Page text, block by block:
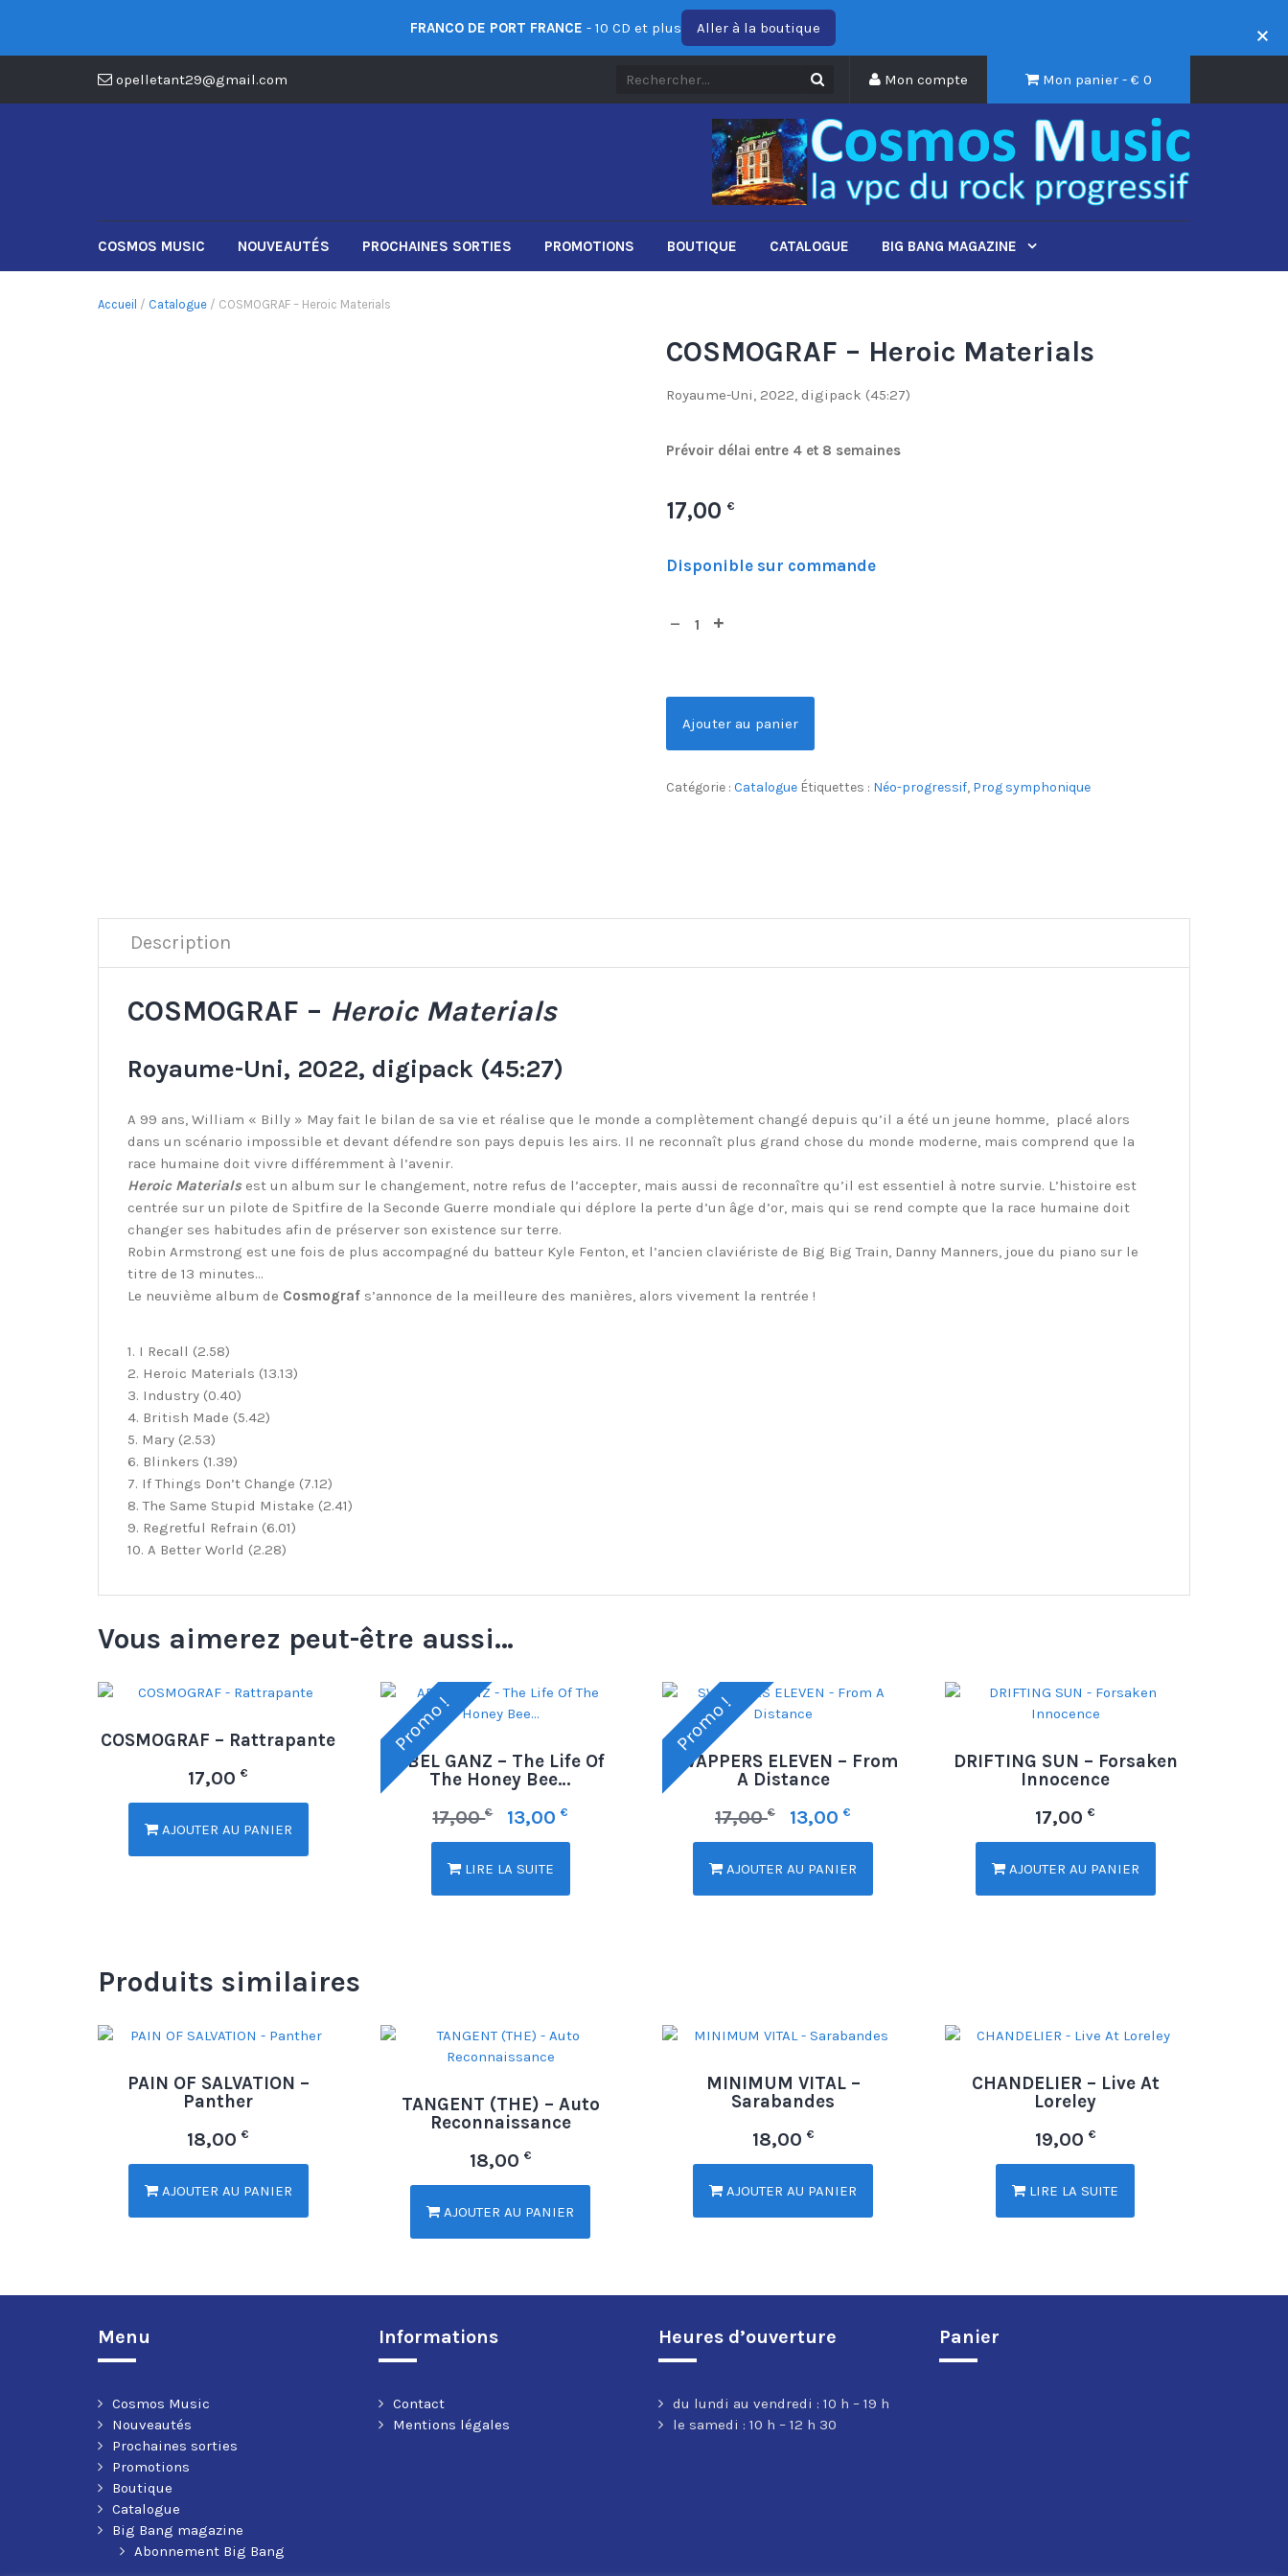
opelletant29@gmail.com Mon panier - € 0
Mon compte
COSMOS MUSIC NOUVEAUTÉS PROCHAINES SORTIES PROMOTIONS BOUTIQUE CATALOGUE BIG BANG MAGAZINE
Accueil / Catalogue / COSMOGRAF – Heroic Materials
COSMOGRAF – Heroic Materials
Royaume-Uni, 2022, digipack (45:27)
Prévoir délai entre 4 et 8 semaines
17,00 €
Disponible sur commande
Ajouter au panier
Catégorie : Catalogue Étiquettes : Néo-progressif, Prog symphonique
Description
COSMOGRAF – Heroic Materials
Royaume-Uni, 2022, digipack (45:27)
A 99 ans, William « Billy » May fait le bilan de sa vie et réalise que le monde a complètement changé depuis qu’il a été un jeune homme, placé alors
dans un scénario impossible et devant défendre son pays depuis les airs. Il ne reconnaît plus grand chose du monde moderne, mais comprend que la
race humaine doit vivre différemment à l’avenir.
Heroic Materialsest un album sur le changement, notre refus de l’accepter, mais aussi de reconnaître qu’il est essentiel à notre survie. L’histoire est
centrée sur un pilote de Spitfire de la Seconde Guerre mondiale qui déplore la perte d’un âge d’or, mais qui se rend compte que la race humaine doit
changer ses habitudes afin de préserver son existence sur terre.
Robin Armstrong est une fois de plus accompagné du batteur Kyle Fenton, et l’ancien claviériste de Big Big Train, Danny Manners, joue du piano sur le
titre de 13 minutes…
Le neuvième album de Cosmograf s’annonce de la meilleure des manières, alors vivement la rentrée !
1. I Recall (2.58)
2. Heroic Materials (13.13)
3. Industry (0.40)
4. British Made (5.42)
5. Mary (2.53)
6. Blinkers (1.39)
7. If Things Don’t Change (7.12)
8. The Same Stupid Mistake (2.41)
9. Regretful Refrain (6.01)
10. A Better World (2.28)
Vous aimerez peut-être aussi…
COSMOGRAF – Rattrapante
17,00€
AJOUTER AU PANIER
Promo !
ABEL GANZ – The Life Of
The Honey Bee…
17,00€ 13,00€
LIRE LA SUITE
Promo !
SWAPPERS ELEVEN – From
A Distance
17,00€ 13,00€
AJOUTER AU PANIER
DRIFTING SUN – Forsaken
Innocence
17,00€
AJOUTER AU PANIER
Produits similaires
PAIN OF SALVATION –
Panther
18,00€
AJOUTER AU PANIER
TANGENT (THE) – Auto
Reconnaissance
18,00 €
AJOUTER AU PANIER
MINIMUM VITAL –
Sarabandes
18,00 €
AJOUTER AU PANIER
CHANDELIER – Live At
Loreley
19,00 €
LIRE LA SUITE
Menu
Cosmos Music
Nouveautés
Prochaines sorties
Promotions
Boutique
Catalogue
Big Bang magazine
Abonnement Big Bang
Informations
Contact
Mentions légales
Heures d’ouverture
du lundi au vendredi : 10 h – 19 h
le samedi : 10 h – 12 h 30
Panier
FRANCO DE PORT FRANCE - 10 CD et plus Aller à la boutique